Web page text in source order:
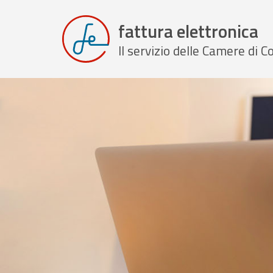
fattura elettronica
Il servizio delle Camere di